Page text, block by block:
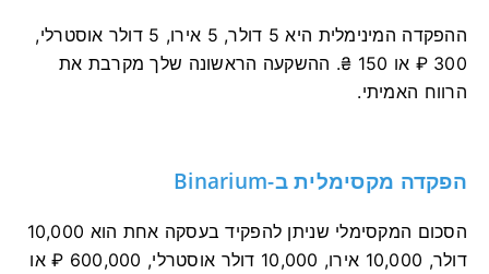
ההפקדה המינימלית היא 5 דולר, 5 אירו, 5 דולר אוסטרלי,
300 ₽ או 150 ₴. ההשקעה הראשונה שלך מקרבת את
הרווח האמיתי.
הפקדה מקסימלית ב-Binarium
הסכום המקסימלי שניתן להפקיד בעסקה אחת הוא 10,000
דולר, 10,000 אירו, 10,000 דולר אוסטרלי, 600,000 ₽ או